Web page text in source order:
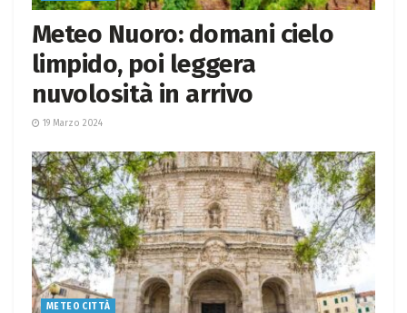
Meteo Nuoro: domani cielo
limpido, poi leggera
nuvolosità in arrivo
19 Marzo 2024
METEO CITTÀ